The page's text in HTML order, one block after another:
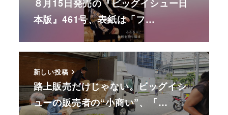
８月15日発売の『ビッグイシュー日
本版』461号、表紙は「フ…
新しい投稿
路上販売だけじゃない。ビッグイシ
ューの販売者の“小商い”、「…